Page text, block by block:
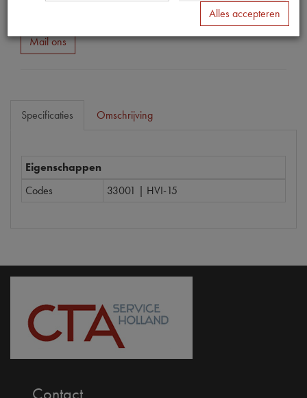
Dit product kan op dit moment niet besteld worden
Mail ons
Specificaties Omschrijving
Eigenschappen
Codes
33001 | HVI-15
Contact
Alles accepteren